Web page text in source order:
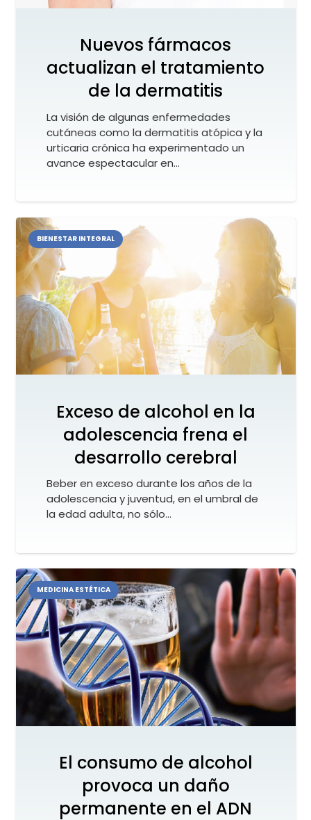
Nuevos fármacos
actualizan el tratamiento
de la dermatitis
La visión de algunas enfermedades
cutáneas como la dermatitis atópica y la
urticaria crónica ha experimentado un
avance espectacular en…
BIENESTAR INTEGRAL
Exceso de alcohol en la
adolescencia frena el
desarrollo cerebral
Beber en exceso durante los años de la
adolescencia y juventud, en el umbral de
la edad adulta, no sólo…
MEDICINA ESTÉTICA
El consumo de alcohol
provoca un daño
permanente en el ADN